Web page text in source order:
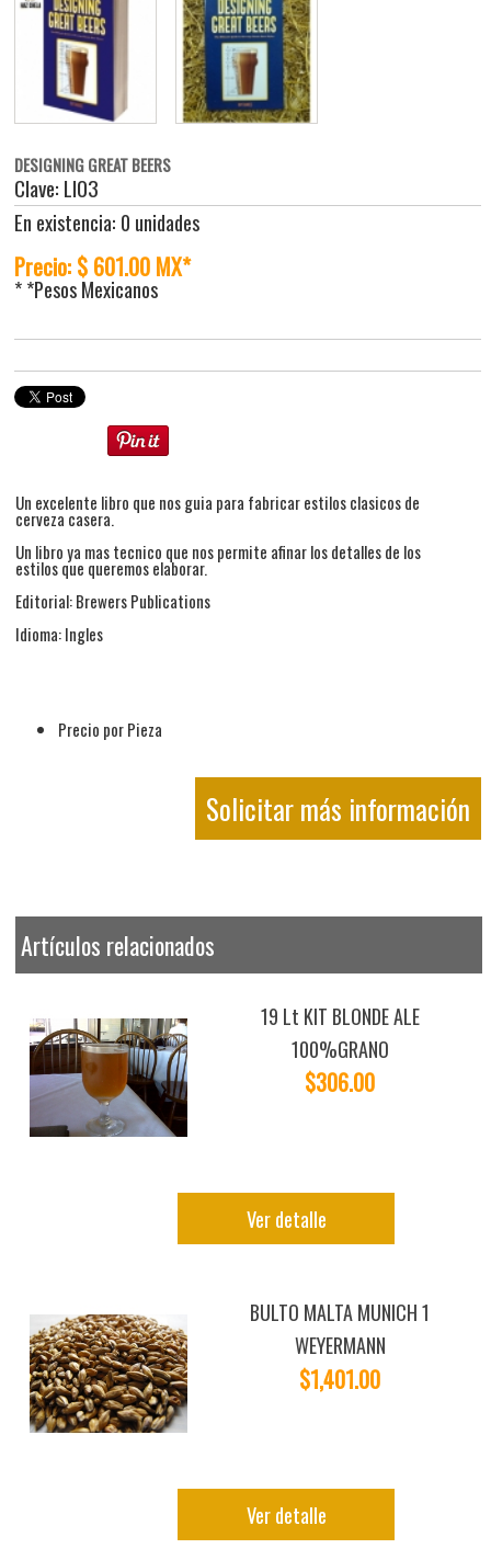
DESIGNING GREAT BEERS
Clave: LI03
En existencia: 0 unidades
Precio: $ 601.00 MX*
* *Pesos Mexicanos
Un excelente libro que nos guia para fabricar estilos clasicos de
cerveza casera.
Un libro ya mas tecnico que nos permite afinar los detalles de los
estilos que queremos elaborar.
Editorial: Brewers Publications
Idioma: Ingles
Precio por Pieza
Solicitar más información
Artículos relacionados
19 Lt KIT BLONDE ALE
100%GRANO
$306.00
Ver detalle
BULTO MALTA MUNICH 1
WEYERMANN
$1,401.00
Ver detalle